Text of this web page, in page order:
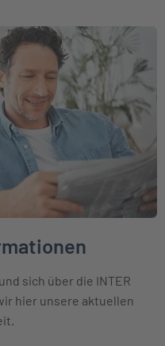
sich über die INTER
hier unsere aktuellen